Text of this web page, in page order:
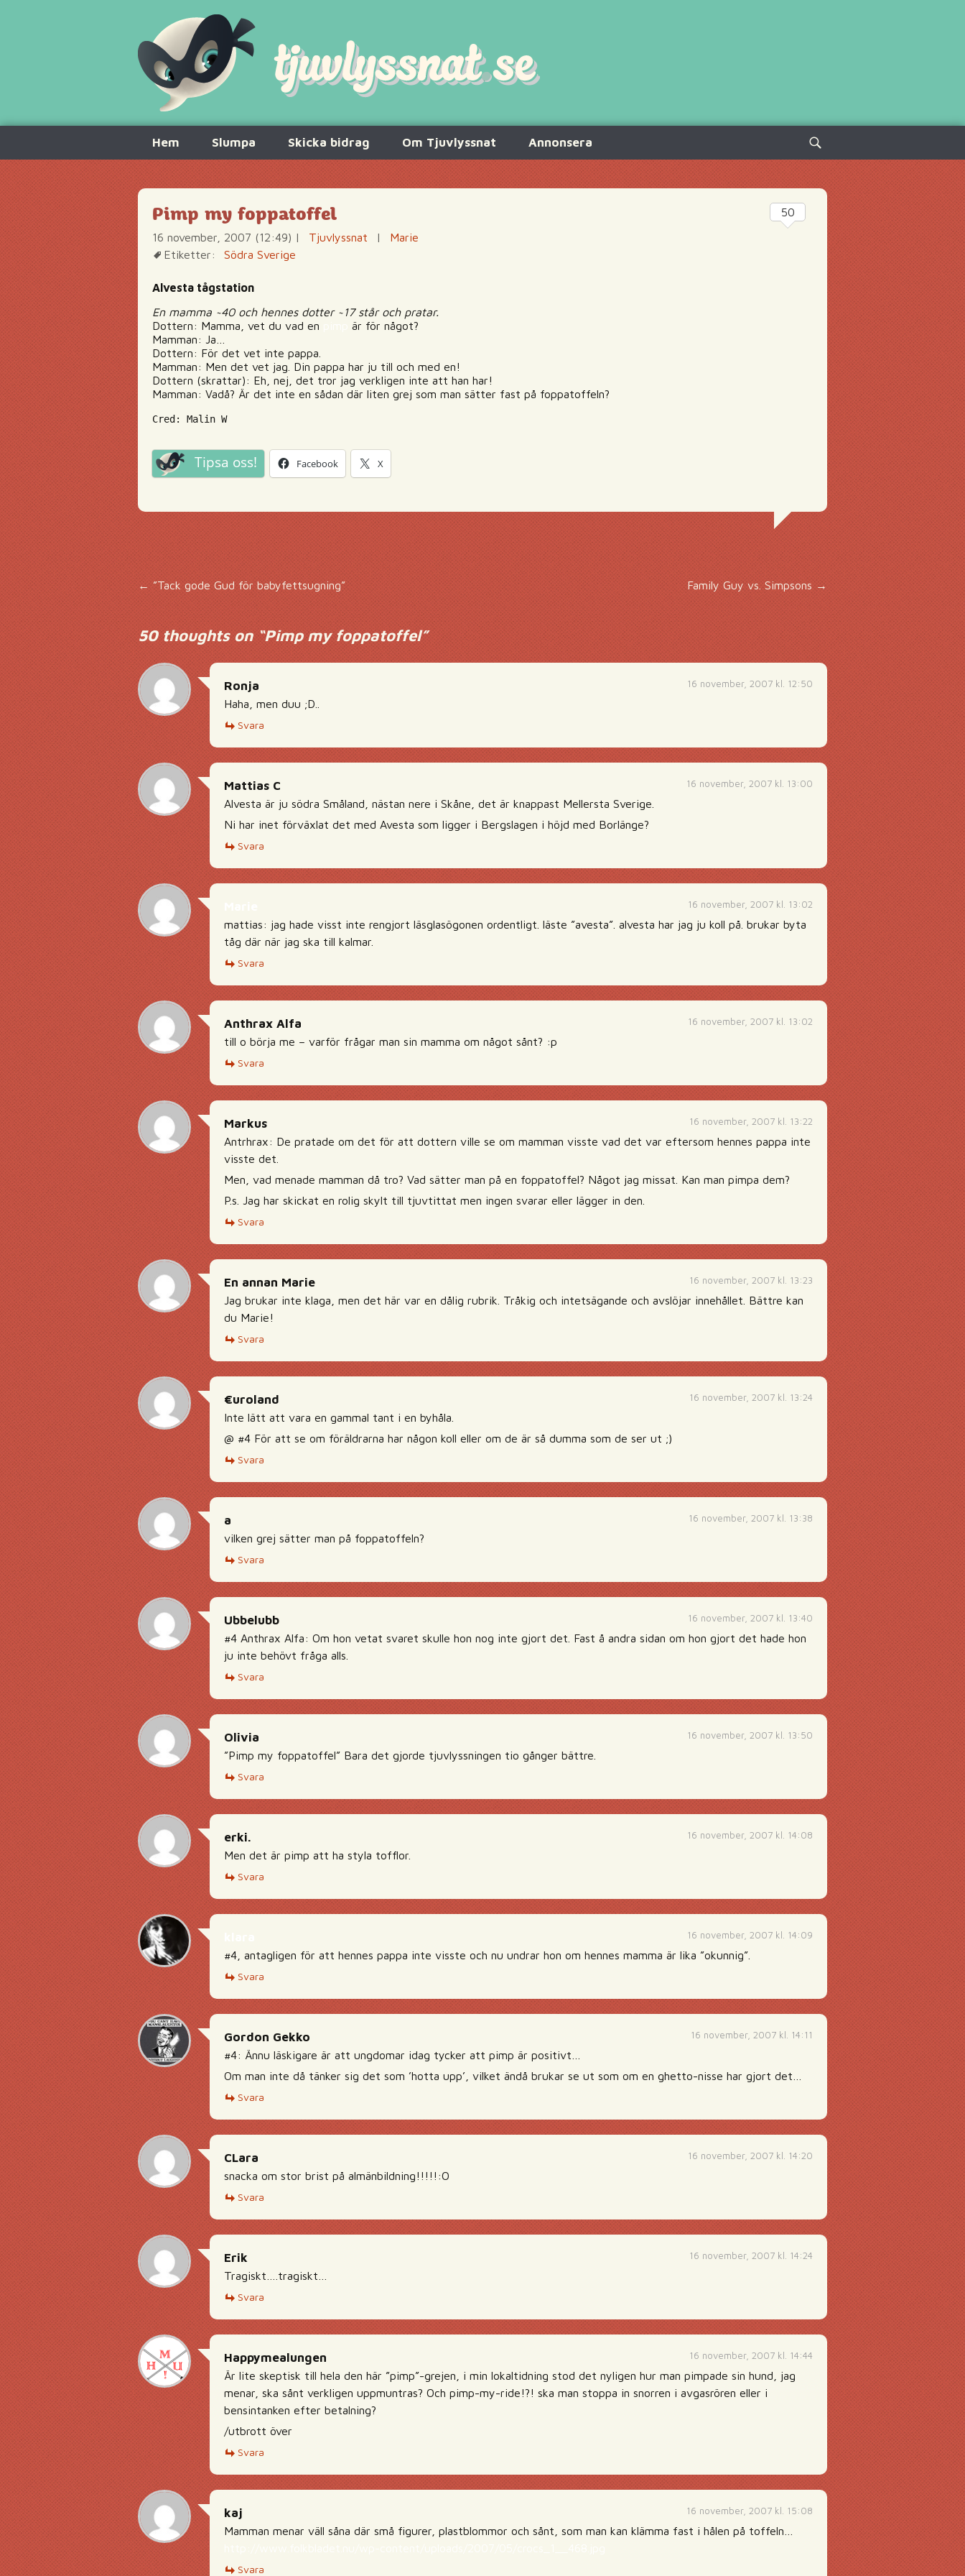
innehåll
Hem Slumpa Skicka bidrag Om Tjuvlyssnat Annonsera
Sök
efter:
Pimp my foppatoffel
16 november, 2007 (12:49) | Tjuvlyssnat |
Marie
Etiketter:
Södra Sverige
Alvesta tågstation
En mamma ~40 och hennes dotter ~17 står och pratar.
Dottern: Mamma, vet du vad en
är för något?
Mamman: Ja…
Dottern: För det vet inte pappa.
Mamman: Men det vet jag. Din pappa har ju till och med en!
Dottern (skrattar): Eh, nej, det tror jag verkligen inte att han har!
Mamman: Vadå? Är det inte en sådan där liten grej som man sätter fast på foppatoffeln?
Cred: Malin W
Tipsa oss! Facebook X
50
Inläggsnavigering
← ”Tack gode Gud för babyfettsugning” Family Guy vs. Simpsons →
50 thoughts on “Pimp my foppatoffel”
16 november, 2007 kl. 12:50
Ronja
Haha, men duu ;D..
Svara
16 november, 2007 kl. 13:00
Mattias C
Alvesta är ju södra Småland, nästan nere i Skåne, det är knappast Mellersta Sverige.
Ni har inet förväxlat det med Avesta som ligger i Bergslagen i höjd med Borlänge?
Svara
16 november, 2007 kl. 13:02
mattias: jag hade visst inte rengjort läsglasögonen ordentligt. läste ”avesta”. alvesta har jag ju koll på. brukar byta
tåg där när jag ska till kalmar.
Svara
16 november, 2007 kl. 13:02
Anthrax Alfa
till o börja me – varför frågar man sin mamma om något sånt? :p
Svara
16 november, 2007 kl. 13:22
Markus
Antrhrax: De pratade om det för att dottern ville se om mamman visste vad det var eftersom hennes pappa inte
visste det.
Men, vad menade mamman då tro? Vad sätter man på en foppatoffel? Något jag missat. Kan man pimpa dem?
P.s. Jag har skickat en rolig skylt till tjuvtittat men ingen svarar eller lägger in den.
Svara
16 november, 2007 kl. 13:23
En annan Marie
Jag brukar inte klaga, men det här var en dålig rubrik. Tråkig och intetsägande och avslöjar innehållet. Bättre kan
du Marie!
Svara
16 november, 2007 kl. 13:24
€uroland
Inte lätt att vara en gammal tant i en byhåla.
@ #4 För att se om föräldrarna har någon koll eller om de är så dumma som de ser ut ;)
Svara
16 november, 2007 kl. 13:38
a
vilken grej sätter man på foppatoffeln?
Svara
16 november, 2007 kl. 13:40
Ubbelubb
#4 Anthrax Alfa: Om hon vetat svaret skulle hon nog inte gjort det. Fast å andra sidan om hon gjort det hade hon
ju inte behövt fråga alls.
Svara
16 november, 2007 kl. 13:50
Olivia
”Pimp my foppatoffel” Bara det gjorde tjuvlyssningen tio gånger bättre.
Svara
16 november, 2007 kl. 14:08
erki.
Men det är pimp att ha styla tofflor.
Svara
16 november, 2007 kl. 14:09
#4, antagligen för att hennes pappa inte visste och nu undrar hon om hennes mamma är lika ”okunnig”.
Svara
16 november, 2007 kl. 14:11
Gordon Gekko
#4: Ännu läskigare är att ungdomar idag tycker att pimp är positivt…
Om man inte då tänker sig det som ’hotta upp’, vilket ändå brukar se ut som om en ghetto-nisse har gjort det…
Svara
16 november, 2007 kl. 14:20
CLara
snacka om stor brist på almänbildning!!!!!:O
Svara
16 november, 2007 kl. 14:24
Erik
Tragiskt….tragiskt…
Svara
16 november, 2007 kl. 14:44
Happymealungen
Är lite skeptisk till hela den här ”pimp”-grejen, i min lokaltidning stod det nyligen hur man pimpade sin hund, jag
menar, ska sånt verkligen uppmuntras? Och pimp-my-ride!?! ska man stoppa in snorren i avgasrören eller i
bensintanken efter betalning?
/utbrott över
Svara
16 november, 2007 kl. 15:08
kaj
Mamman menar väll såna där små figurer, plastblommor och sånt, som man kan klämma fast i hålen på toffeln…
Svara